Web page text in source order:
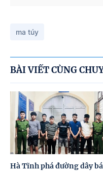
ma túy
BÀI VIẾT CÙNG
Hà Tĩnh phá đường dây